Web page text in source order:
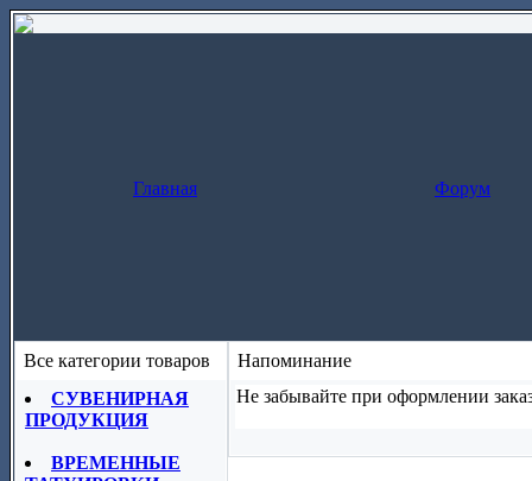
Главная Форум
Все категории товаров
СУВЕНИРНАЯ
ПРОДУКЦИЯ
ВРЕМЕННЫЕ
Напоминание
Не забывайте при оформлении